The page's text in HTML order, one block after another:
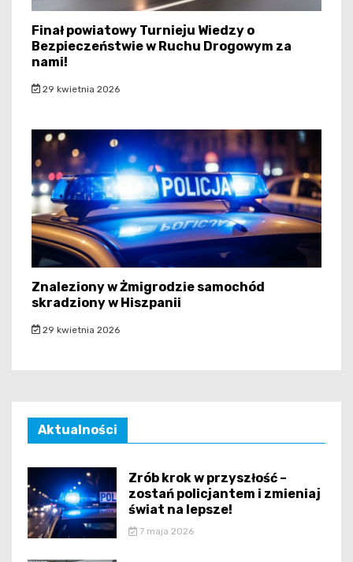
Finał powiatowy Turnieju Wiedzy o
Bezpieczeństwie w Ruchu Drogowym za
nami!
29 kwietnia 2026
Znaleziony w Żmigrodzie samochód
skradziony w Hiszpanii
29 kwietnia 2026
Aktualności
Zrób krok w przyszłość –
zostań policjantem i zmieniaj
świat na lepsze!
7 maja 2026